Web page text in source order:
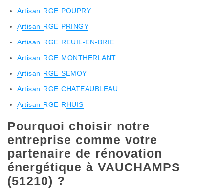
Artisan RGE POUPRY
Artisan RGE PRINGY
Artisan RGE REUIL-EN-BRIE
Artisan RGE MONTHERLANT
Artisan RGE SEMOY
Artisan RGE CHATEAUBLEAU
Artisan RGE RHUIS
Pourquoi choisir notre
entreprise comme votre
partenaire de rénovation
énergétique à VAUCHAMPS
(51210) ?